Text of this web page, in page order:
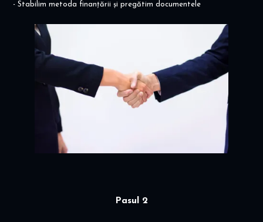
- Stabilim metoda finanțării și pregătim documentele
Pasul 2